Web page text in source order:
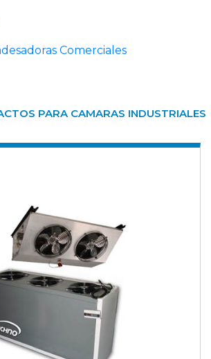
Comerciales
PARA CAMARAS INDUSTRIALES